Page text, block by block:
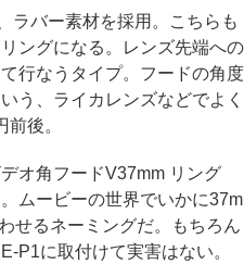
バー素材を採用。こちらも
ングになる。レンズ先端への
行なうタイプ。フードの角度
う、ライカレンズなどでよく
後。
オ角フードV37mm リング
ムービーの世界でいかに37m
せるネーミングだ。もちろん
P1に取付けて実害はない。